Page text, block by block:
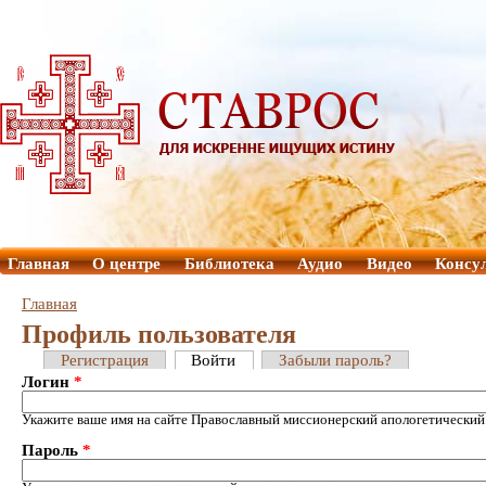
Главная О центре Библиотека Аудио Видео
Главная
Профиль пользователя
Регистрация Войти
Забыли пароль?
Логин *
Укажите ваше имя на сайте Православный миссионерский
Пароль *